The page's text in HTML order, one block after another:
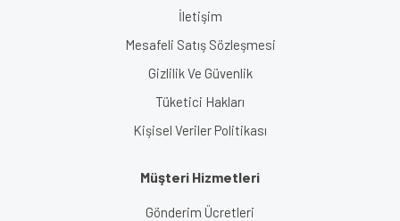
İletişim
Mesafeli Satış Sözleşmesi
Gizlilik Ve Güvenlik
Tüketici Hakları
Kişisel Veriler Politikası
Müşteri Hizmetleri
Gönderim Ücretleri